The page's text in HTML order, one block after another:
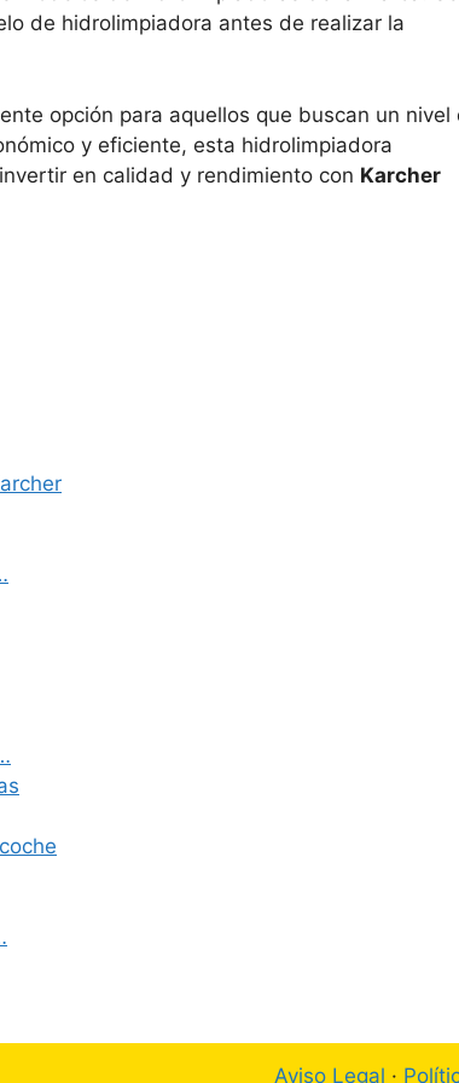
de hidrolimpiadora antes de realizar la
opción para aquellos que buscan un nivel
y eficiente, esta hidrolimpiadora
en calidad y rendimiento con Karcher
Aviso Legal ·